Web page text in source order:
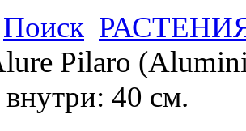
Поиск
Pilaro
40 см.